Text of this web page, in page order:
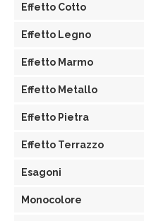
Effetto Cotto
Effetto Legno
Effetto Marmo
Effetto Metallo
Effetto Pietra
Effetto Terrazzo
Esagoni
Monocolore